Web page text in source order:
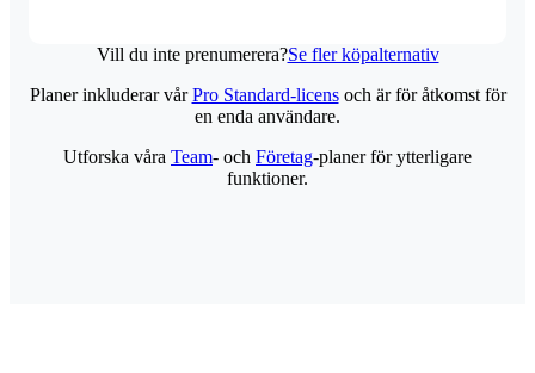
Vill du inte prenumerera?Se fler köpalternativ
Planer inkluderar vårPro Standard-licensoch är för åtkomst för
en enda användare.
Utforska våra Team- och Företag-planer för ytterligare
funktioner.